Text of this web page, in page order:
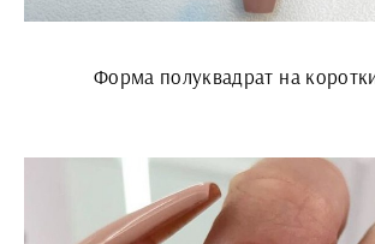
Форма полуквадрат на